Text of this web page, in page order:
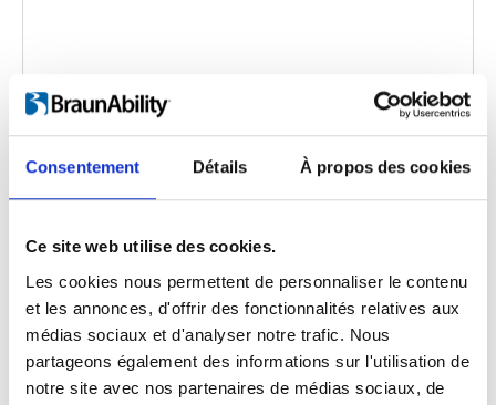
Consentement Détails À propos des cookies
Ce site web utilise des cookies.
Les cookies nous permettent de personnaliser le contenu
et les annonces, d'offrir des fonctionnalités relatives aux
médias sociaux et d'analyser notre trafic. Nous
partageons également des informations sur l'utilisation de
notre site avec nos partenaires de médias sociaux, de
Twinlock: How to use
collez-le dans le html de votre propre site pour
intégrer la vidéo):
Langue de la vidéo: English
Catégorie:Product video, Training video, Twinlock